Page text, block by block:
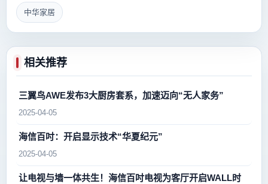
中华家居
相关推荐
三翼鸟AWE发布3大厨房套系，加速迈向“无人家务”
2025-04-05
海信百吋：开启显示技术“华夏纪元”
2025-04-05
让电视与墙一体共生！海信百吋电视为客厅开启WALL时